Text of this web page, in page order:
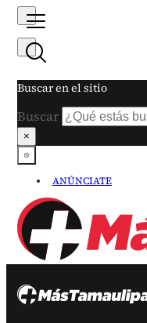
Buscar en el sitio
Buscar
×
ANÚNCIATE